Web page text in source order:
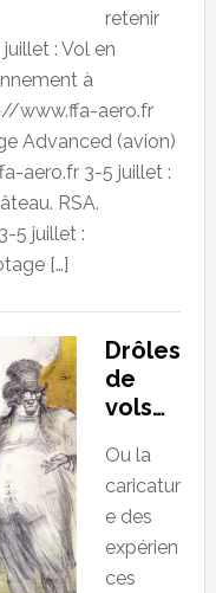
retenir
: Vol en
à
www.ffa-aero.fr
Advanced (avion)
aero.fr 3-5 juillet :
RSA.
5 juillet :
[…]
Drôles
de
vols…
Ou la
caricatur
e des
expérien
ces